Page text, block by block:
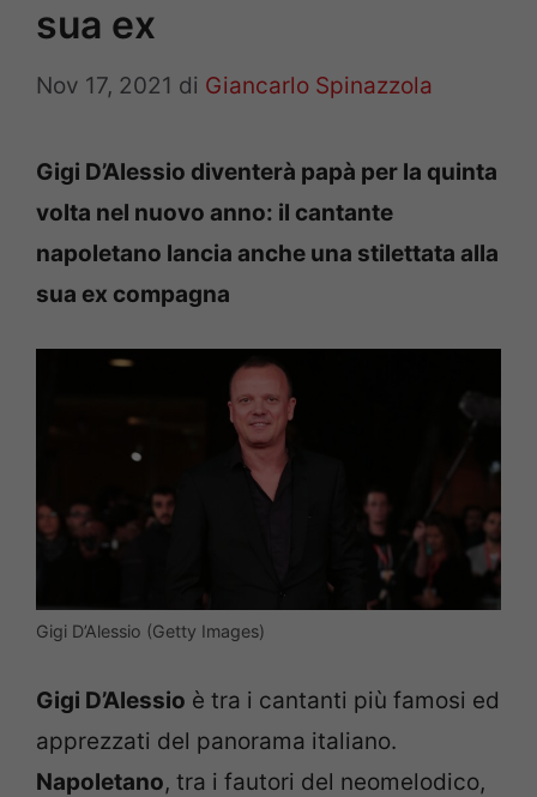
sua ex
Nov 17, 2021 di Giancarlo Spinazzola
Gigi D’Alessio diventerà papà per la quinta
volta nel nuovo anno: il cantante
napoletano lancia anche una stilettata alla
sua ex compagna
Gigi D’Alessio (Getty Images)
Gigi D’Alessio è tra i cantanti più famosi ed
apprezzati del panorama italiano.
Napoletano, tra i fautori del neomelodico,